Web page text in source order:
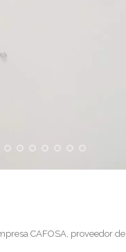
CAFOSA, proveedor de